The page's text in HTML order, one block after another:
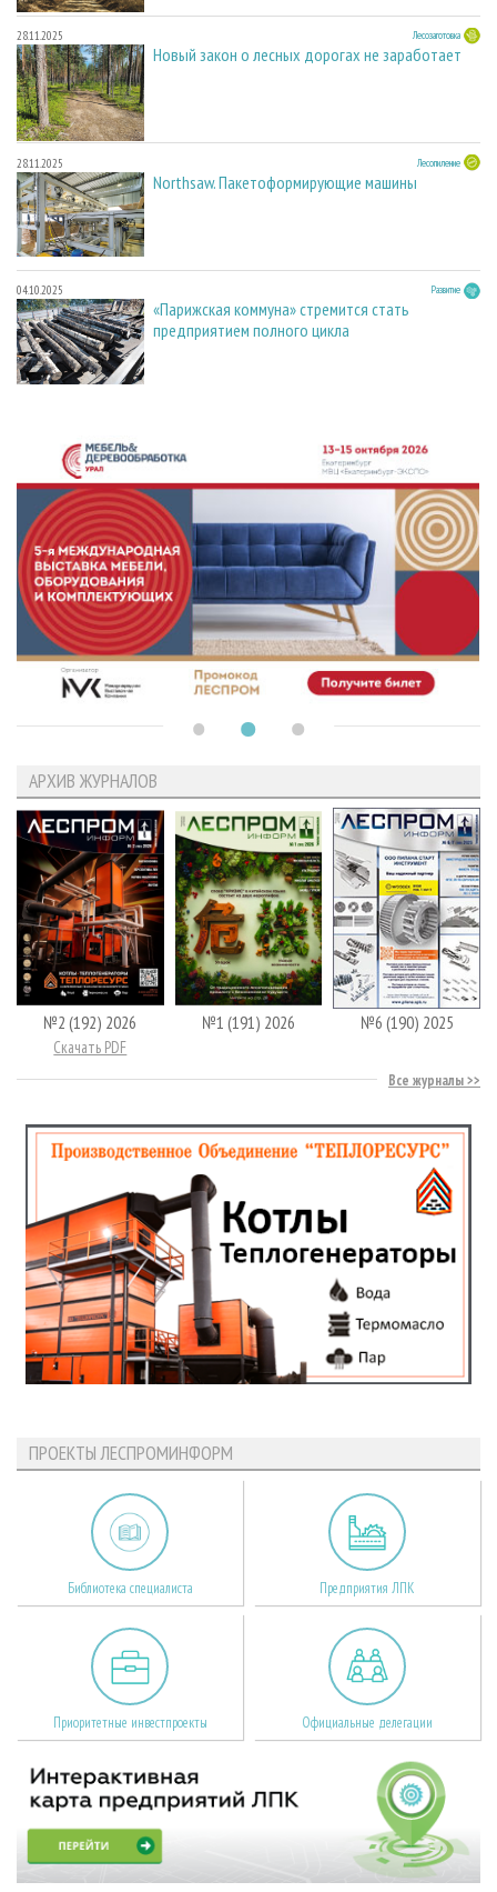
28.11.2025 Лесозаготовка
Новый закон о лесных дорогах не заработает
28.11.2025 Лесопиление
Northsaw. Пакетоформирующие машины
04.10.2025 Развитие
«Парижская коммуна» стремится стать
предприятием полного цикла
АРХИВ ЖУРНАЛОВ
№2 (192) 2026
Скачать PDF
№1 (191) 2026 №6 (190) 2025
Все журналы
ПРОЕКТЫ ЛЕСПРОМИНФОРМ
Библиотека специалиста Предприятия ЛПК
Приоритетные инвестпроекты Официальные делегации